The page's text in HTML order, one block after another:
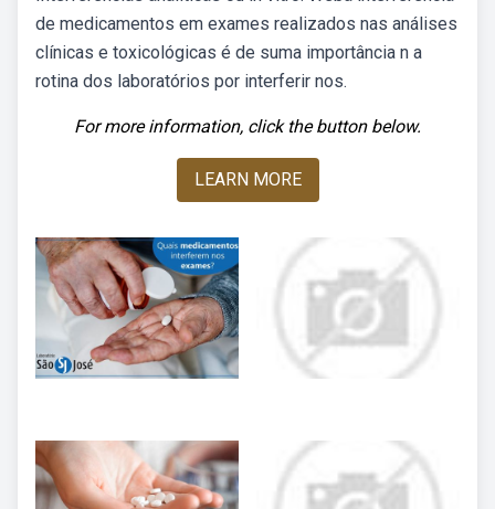
de medicamentos em exames realizados nas análises
clínicas e toxicológicas é de suma importância n a
rotina dos laboratórios por interferir nos.
For more information, click the button below.
LEARN MORE